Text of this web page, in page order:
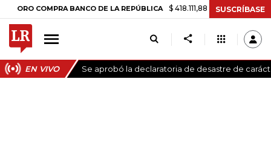
COMPRA BANCO DE LA REPÚBLICA $ 418.111,88 +$ 9.612,91 +2,35%
SUSCRÍBASE
EN VIVO Se aprobó la declaratoria de desastre de